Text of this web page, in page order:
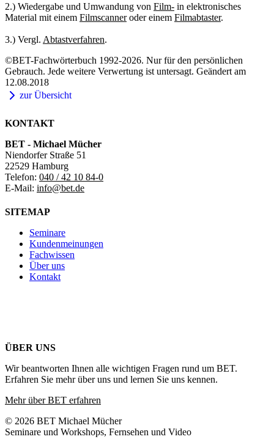
2.) Wiedergabe und Umwandung von Film- in elektronisches
Material mit einem Filmscanneroder einem Filmabtaster.
3.) Vergl. Abtastverfahren.
©BET-Fachwörterbuch 1992-2026. Nur für den persönlichen
Gebrauch. Jede weitere Verwertung ist untersagt. Geändert am
12.08.2018
zur Übersicht
KONTAKT
BET - Michael Mücher
Niendorfer Straße 51
22529 Hamburg
Telefon: 040 / 42 10 84-0
E-Mail: info@bet.de
SITEMAP
Seminare
Kundenmeinungen
Fachwissen
Über uns
Kontakt
ÜBER UNS
Wir beantworten Ihnen alle wichtigen Fragen rund um BET.
Erfahren Sie mehr über uns und lernen Sie uns kennen.
Mehr über BET erfahren
© 2026 BET Michael Mücher
Seminare und Workshops, Fernsehen und Video